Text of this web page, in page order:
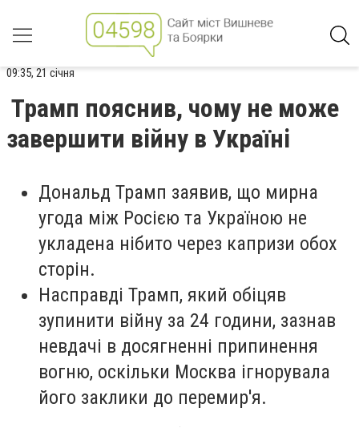
09:35, 21 січня
Трамп пояснив, чому не може
завершити війну в Україні
Дональд Трамп заявив, що мирна
угода між Росією та Україною не
укладена нібито через капризи обох
сторін.
Насправді Трамп, який обіцяв
зупинити війну за 24 години, зазнав
невдачі в досягненні припинення
вогню, оскільки Москва ігнорувала
його заклики до перемир'я.